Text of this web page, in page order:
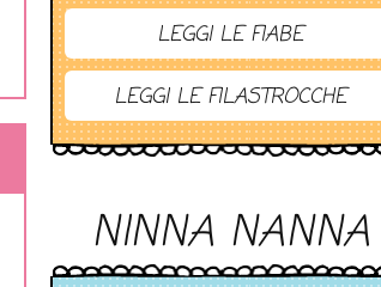
LEGGI LE FIABE
LEGGI LE FILASTROCCHE
NINNA NANNA